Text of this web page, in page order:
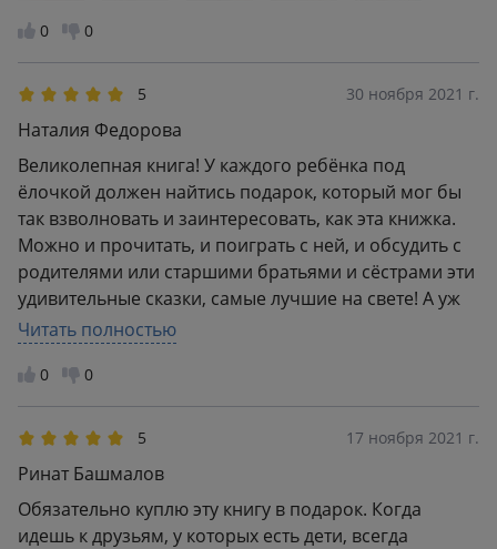
0 0
5 30 ноября 2021 г.
Наталия Федорова
Великолепная книга! У каждого ребёнка под
ёлочкой должен найтись подарок, который мог бы
так взволновать и заинтересовать, как эта книжка.
Можно и прочитать, и поиграть с ней, и обсудить с
родителями или старшими братьями и сёстрами эти
удивительные сказки, самые лучшие на свете! А уж
что касается иллюстраций Ники Гольц - им просто
нет равных!
Читать полностью
0 0
5 17 ноября 2021 г.
Ринат Башмалов
Обязательно куплю эту книгу в подарок. Когда
идешь к друзьям, у которых есть дети, всегда